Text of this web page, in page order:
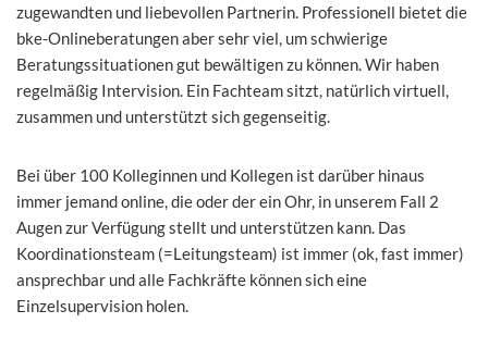
zugewandten und liebevollen Partnerin. Professionell bietet die
bke-Onlineberatungen aber sehr viel, um schwierige
Beratungssituationen gut bewältigen zu können. Wir haben
regelmäßig Intervision. Ein Fachteam sitzt, natürlich virtuell,
zusammen und unterstützt sich gegenseitig.
Bei über 100 Kolleginnen und Kollegen ist darüber hinaus
immer jemand online, die oder der ein Ohr, in unserem Fall 2
Augen zur Verfügung stellt und unterstützen kann. Das
Koordinationsteam (=Leitungsteam) ist immer (ok, fast immer)
ansprechbar und alle Fachkräfte können sich eine
Einzelsupervision holen.